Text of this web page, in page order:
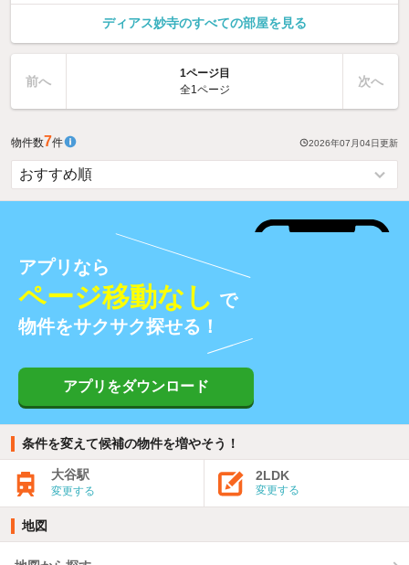
ディアス妙寺のすべての部屋を見る
前へ
1ページ目
全1ページ
次へ
物件数7件 2026年07月04日更新
アプリなら
ページ移動なし で
物件をサクサク探せる！
アプリをダウンロード
条件を変えて候補の物件を増やそう！
大谷駅
変更する
2LDK
変更する
地図